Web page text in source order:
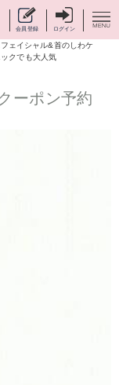
会員登録 ログイン
ェイシャル&首のしわケ
クでも大人気
ーポン予約